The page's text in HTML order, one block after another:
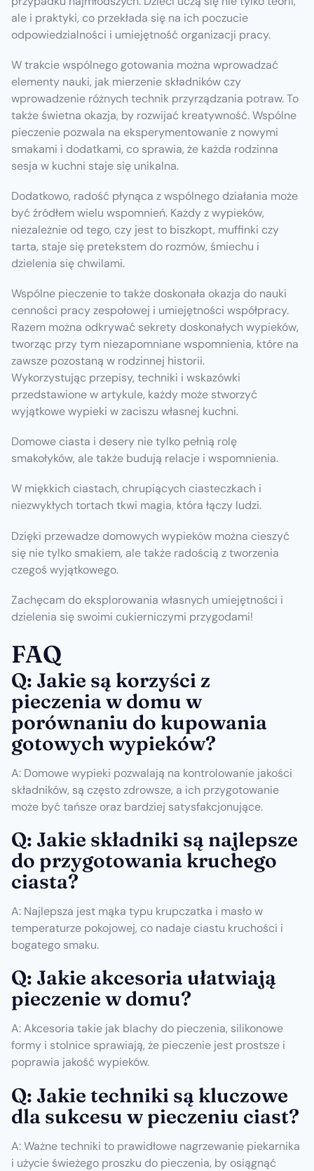
ale i praktyki, co przekłada się na ich poczucie
odpowiedzialności i umiejętność organizacji pracy.
W trakcie wspólnego gotowania można wprowadzać
elementy nauki, jak mierzenie składników czy
wprowadzenie różnych technik przyrządzania potraw. To
także świetna okazja, by rozwijać kreatywność. Wspólne
pieczenie pozwala na eksperymentowanie z nowymi
smakami i dodatkami, co sprawia, że każda rodzinna
sesja w kuchni staje się unikalna.
Dodatkowo, radość płynąca z wspólnego działania może
być źródłem wielu wspomnień. Każdy z wypieków,
niezależnie od tego, czy jest to biszkopt, muffinki czy
tarta, staje się pretekstem do rozmów, śmiechu i
dzielenia się chwilami.
Wspólne pieczenie to także doskonała okazja do nauki
cenności pracy zespołowej i umiejętności współpracy.
Razem można odkrywać sekrety doskonałych wypieków,
tworząc przy tym niezapomniane wspomnienia, które na
zawsze pozostaną w rodzinnej historii.
Wykorzystując przepisy, techniki i wskazówki
przedstawione w artykule, każdy może stworzyć
wyjątkowe wypieki w zaciszu własnej kuchni.
Domowe ciasta i desery nie tylko pełnią rolę
smakołyków, ale także budują relacje i wspomnienia.
W miękkich ciastach, chrupiących ciasteczkach i
niezwykłych tortach tkwi magia, która łączy ludzi.
Dzięki przewadze domowych wypieków można cieszyć
się nie tylko smakiem, ale także radością z tworzenia
czegoś wyjątkowego.
Zachęcam do eksplorowania własnych umiejętności i
dzielenia się swoimi cukierniczymi przygodami!
FAQ
Q: Jakie są korzyści z
pieczenia w domu w
porównaniu do kupowania
gotowych wypieków?
A: Domowe wypieki pozwalają na kontrolowanie jakości
składników, są często zdrowsze, a ich przygotowanie
może być tańsze oraz bardziej satysfakcjonujące.
Q: Jakie składniki są najlepsze
do przygotowania kruchego
ciasta?
A: Najlepsza jest mąka typu krupczatka i masło w
temperaturze pokojowej, co nadaje ciastu kruchości i
bogatego smaku.
Q: Jakie akcesoria ułatwiają
pieczenie w domu?
A: Akcesoria takie jak blachy do pieczenia, silikonowe
formy i stolnice sprawiają, że pieczenie jest prostsze i
poprawia jakość wypieków.
Q: Jakie techniki są kluczowe
dla sukcesu w pieczeniu ciast?
A: Ważne techniki to prawidłowe nagrzewanie piekarnika
i użycie świeżego proszku do pieczenia, by osiągnąć